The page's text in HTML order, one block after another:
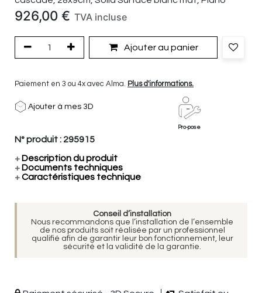
926,00 € TVA incluse
Ajouter au panier
Paiement en 3 ou 4x avec Alma. Plus d'informations.
Ajouter à mes 3D
Pro-pose
N° produit : 295915
+ Description du produit
+ Documents techniques
+Caractéristiques technique
Conseil d’installation
Nous recommandons que l’installation de l’ensemble
de nos produits soit réalisée par un professionnel
qualifié afin de garantir leur bon fonctionnement, leur
sécurité et la validité de la garantie.